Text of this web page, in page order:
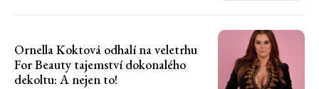
Ornella Koktová odhalí na veletrhu
For Beauty tajemství dokonalého
dekoltu: A nejen to!